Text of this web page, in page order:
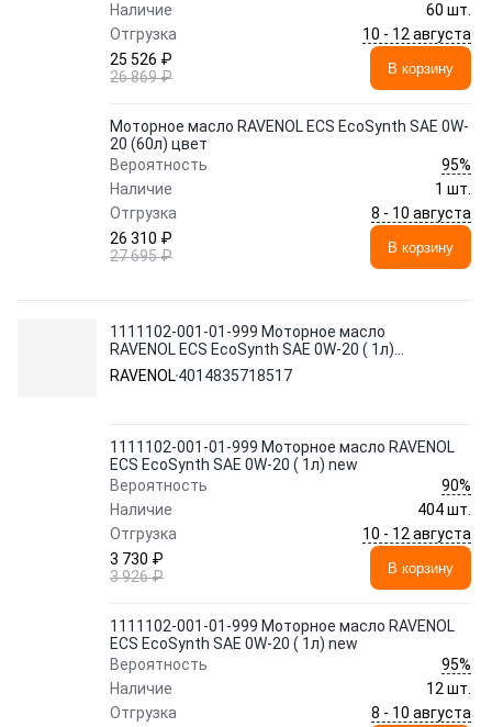
Наличие
60 шт.
Отгрузка
10 - 12 августа
25 526 ₽
26 869 ₽
В корзину
Моторное масло RAVENOL ECS EcoSynth SAE 0W-
20 (60л) цвет
Вероятность
95%
Наличие
1 шт.
Отгрузка
8 - 10 августа
26 310 ₽
27 695 ₽
В корзину
1111102-001-01-999 Моторное масло
RAVENOL ECS EcoSynth SAE 0W-20 ( 1л)
new
RAVENOL4014835718517
1111102-001-01-999 Моторное масло RAVENOL
ECS EcoSynth SAE 0W-20 ( 1л) new
Вероятность
90%
Наличие
404 шт.
Отгрузка
10 - 12 августа
3 730 ₽
3 926 ₽
В корзину
1111102-001-01-999 Моторное масло RAVENOL
ECS EcoSynth SAE 0W-20 ( 1л) new
Вероятность
95%
Наличие
12 шт.
Отгрузка
8 - 10 августа